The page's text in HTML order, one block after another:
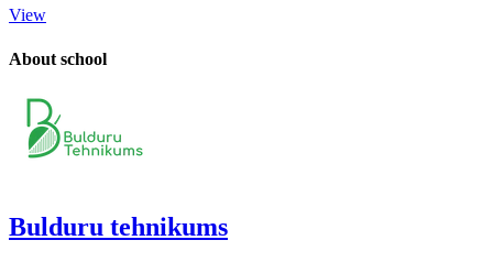
View
About school
Bulduru tehnikums